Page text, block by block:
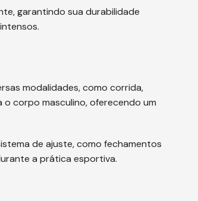
garantindo sua durabilidade
modalidades, como corrida,
o corpo masculino, oferecendo um
de ajuste, como fechamentos
a prática esportiva.